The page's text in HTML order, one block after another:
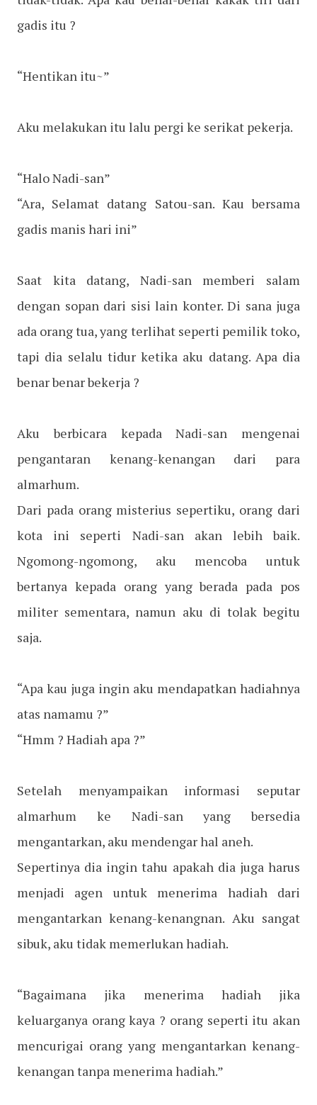
gadis itu ?
“Hentikan itu~”
Aku melakukan itu lalu pergi ke serikat pekerja.
“Halo Nadi-san”
“Ara, Selamat datang Satou-san. Kau bersama
gadis manis hari ini”
Saat kita datang, Nadi-san memberi salam
dengan sopan dari sisi lain konter. Di sana juga
ada orang tua, yang terlihat seperti pemilik toko,
tapi dia selalu tidur ketika aku datang. Apa dia
benar benar bekerja ?
Aku berbicara kepada Nadi-san mengenai
pengantaran kenang-kenangan dari para
almarhum.
Dari pada orang misterius sepertiku, orang dari
kota ini seperti Nadi-san akan lebih baik.
Ngomong-ngomong, aku mencoba untuk
bertanya kepada orang yang berada pada pos
militer sementara, namun aku di tolak begitu
saja.
“Apa kau juga ingin aku mendapatkan hadiahnya
atas namamu ?”
“Hmm ? Hadiah apa ?”
Setelah menyampaikan informasi seputar
almarhum ke Nadi-san yang bersedia
mengantarkan, aku mendengar hal aneh.
Sepertinya dia ingin tahu apakah dia juga harus
menjadi agen untuk menerima hadiah dari
mengantarkan kenang-kenangnan. Aku sangat
sibuk, aku tidak memerlukan hadiah.
“Bagaimana jika menerima hadiah jika
keluarganya orang kaya ? orang seperti itu akan
mencurigai orang yang mengantarkan kenang-
kenangan tanpa menerima hadiah.”